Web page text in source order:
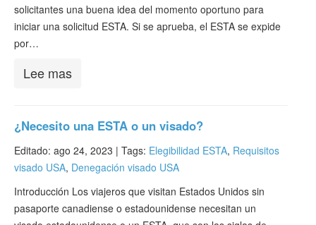
solicitantes una buena idea del momento oportuno para
iniciar una solicitud ESTA. Si se aprueba, el ESTA se expide
por…
Lee mas
¿Necesito una ESTA o un visado?
Editado: ago 24, 2023 | Tags: Elegibilidad ESTA, Requisitos
visado USA, Denegación visado USA
Introducción Los viajeros que visitan Estados Unidos sin
pasaporte canadiense o estadounidense necesitan un